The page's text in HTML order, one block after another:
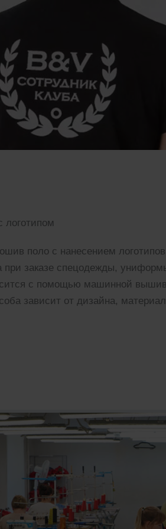
логотипом
поло с нанесением
при заказе спецодежды,
с помощью машинной
зависит от дизайна,